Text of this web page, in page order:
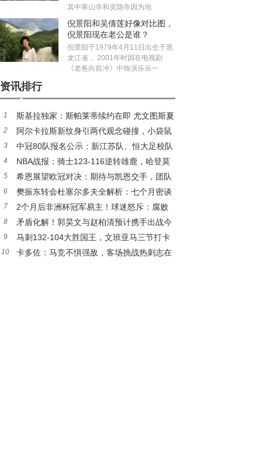
其中寒山寺和灵隐寺因为地
倪景阳和吴倩莲好像对比图，
倪景阳现在老公是谁？
倪景阳于1979年4月11日出生于黑
龙江省， 2001年时因在电视剧
《老爸向前冲》中饰演乐乐一
资讯排行
1
斯基拉独家：斯帕莱蒂续约在即 尤文图斯夏
窗五线补强剑指欧冠
2
阿尔卡拉斯新纹身引两代观念碰撞，小袋鼠
成荣耀新印记
3
中冠80队报名公示：新江苏队、恒大足校队
等在列，安徽一队候补
4
NBA战报：骑士123-116逆转雄鹿，哈登莫
布利联手发威
5
希恩展望欧冠对决：期待与凯恩交手，团队
力量是关键
6
樊振东转会杜塞尔多夫全解析：七个月密谈
细节曝光 四大诱因揭秘
7
2个月后非洲杯冠军易主！球迷怒斥：腐败
与耻辱，非洲足球路在何方
8
矛盾化解！郭昊文与赵柏清预计携手出战今
晚同曦对阵浙江
9
马刺132-104大胜国王，文班亚马三节打卡
下班，雷诺空砍高分难救主
10
卡多佐：马竞不惧强敌，客场挑战热刺志在